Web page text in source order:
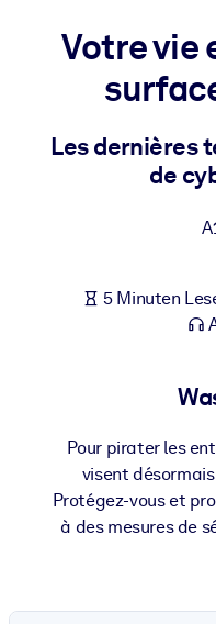
Bauen Sie eine
Für LMS/LXP
Integrieren Sie
Bereichern Sie Ihre
vertrauenswürdigem,
Nutzen Sie
Votre vie
Les dernières
de
5 Minuten
Pour pirater les
visent
Protégez-vous et
à des mesures de